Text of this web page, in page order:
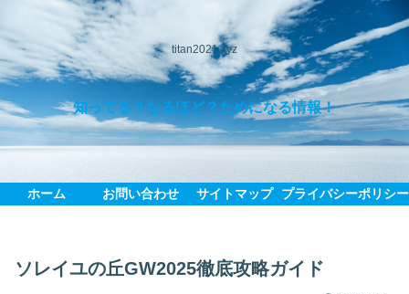
titan2021.xyz
知ってる？なるほど？ためになる情報！
ホーム お問い合わせ サイトマップ プライバシーポリシー
ソレイユの丘GW2025徹底攻略ガイド